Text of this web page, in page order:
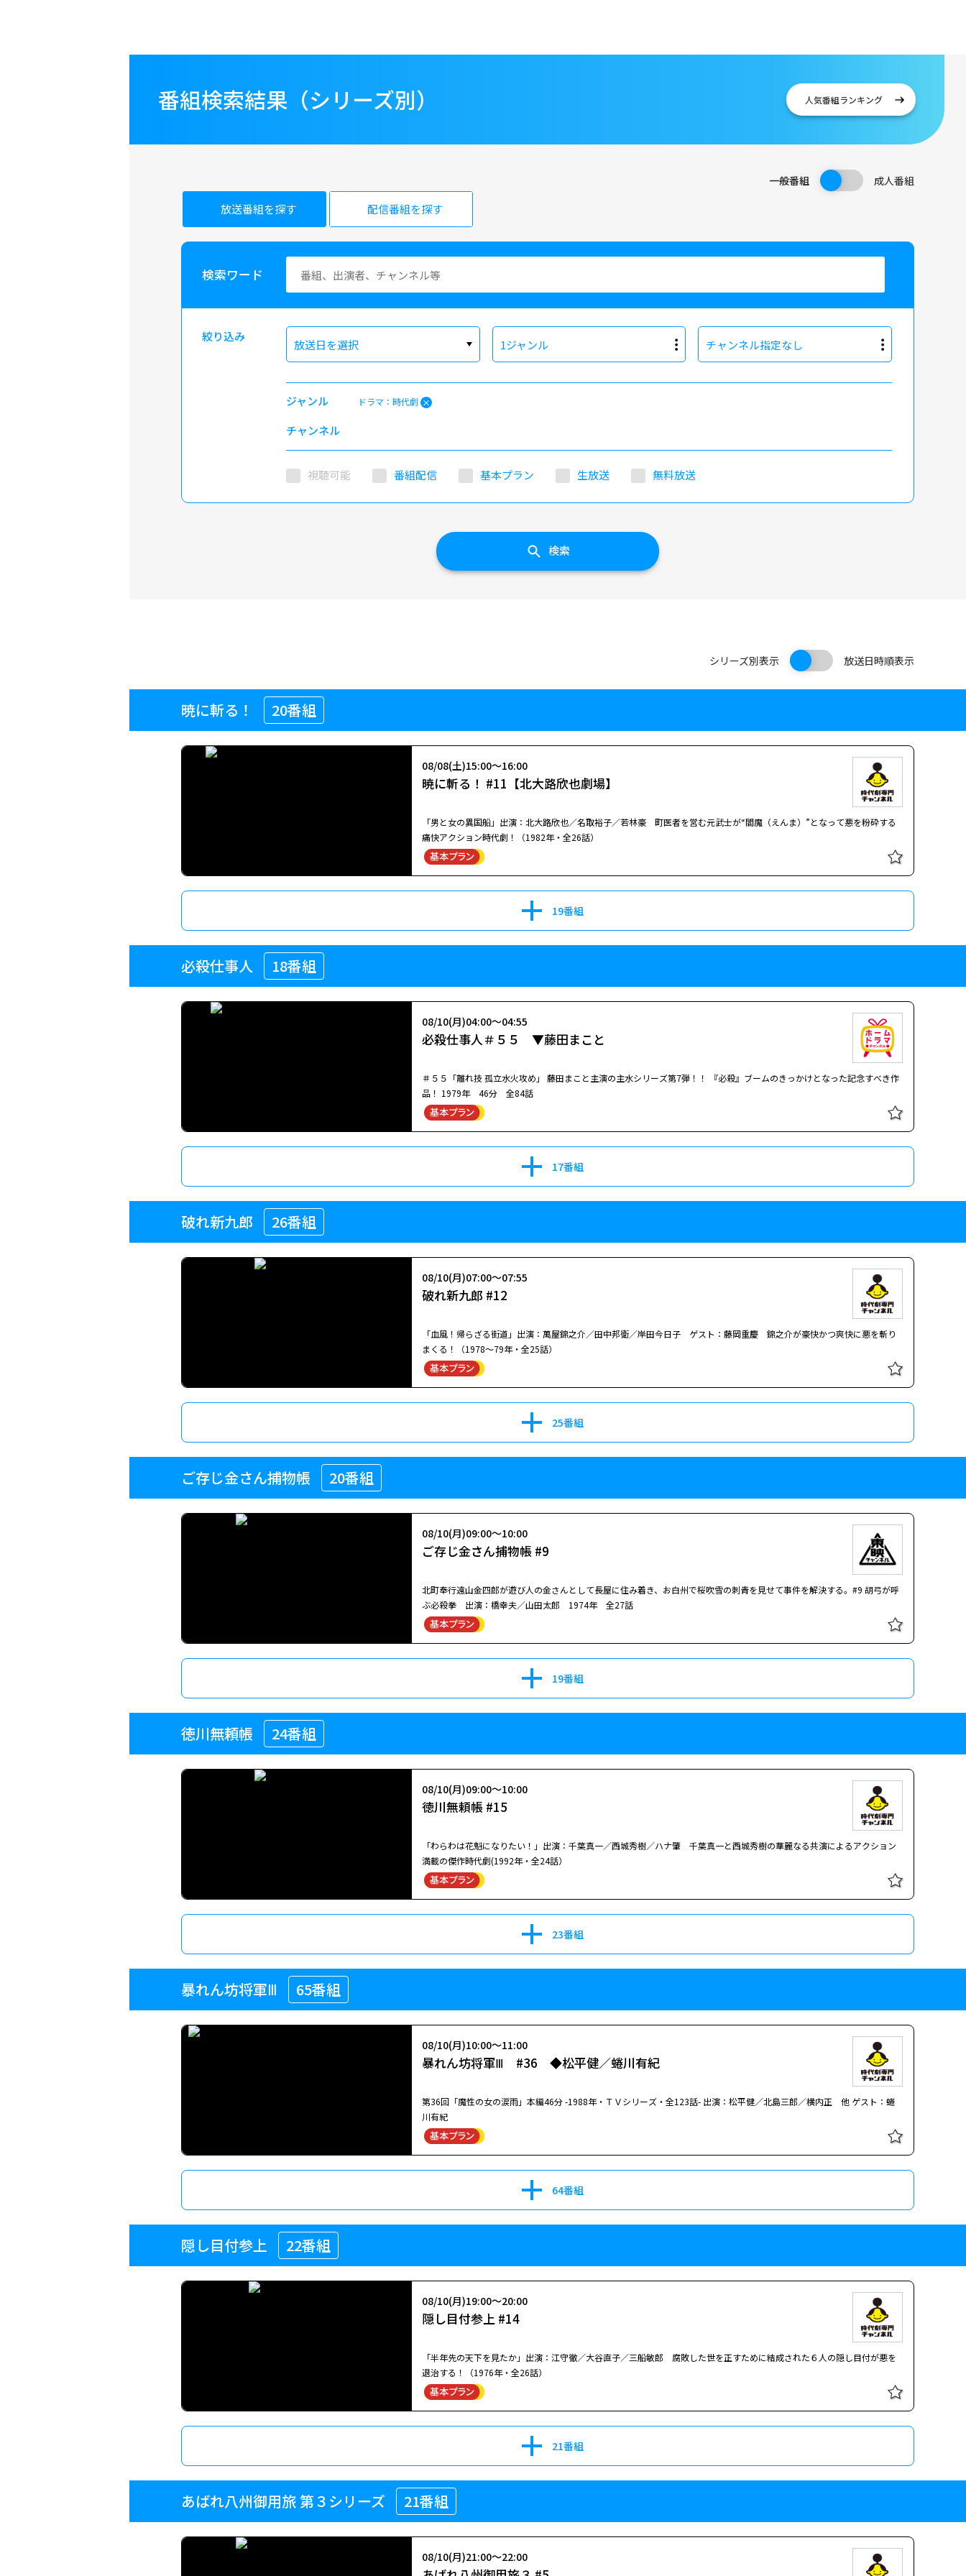
番組検索結果（シリーズ別） 人気番組ランキング
一般番組 成人番組
放送番組を探す 配信番組を探す
検索ワード
絞り込み
放送日を選択 1ジャンル チャンネル指定なし
ジャンル ドラマ：時代劇
チャンネル
視聴可能 番組配信 基本プラン 生放送 無料放送
検索
シリーズ別表示 放送日時順表示
暁に斬る！ 20番組
暁に斬る！ #11【北大路欣也劇場】
08/08(土)15:00～16:00
「男と女の異国船」出演：北大路欣也／名取裕子／若林豪 町医者を営む元武士が“閻魔（えんま）”となって悪を粉砕する
痛快アクション時代劇！（1982年・全26話）
19番組
必殺仕事人 18番組
必殺仕事人＃５５ ▼藤田まこと
08/10(月)04:00～04:55
＃５５「離れ技 孤立水火攻め」 藤田まこと主演の主水シリーズ第7弾！！ 『必殺』ブームのきっかけとなった記念すべき作
品！ 1979年 46分 全84話
17番組
破れ新九郎 26番組
破れ新九郎 #12
08/10(月)07:00～07:55
「血風！帰らざる街道」出演：萬屋錦之介／田中邦衛／岸田今日子 ゲスト：藤岡重慶 錦之介が豪快かつ爽快に悪を斬り
まくる！（1978～79年・全25話）
25番組
ご存じ金さん捕物帳 20番組
ご存じ金さん捕物帳 #9
08/10(月)09:00～10:00
北町奉行遠山金四郎が遊び人の金さんとして長屋に住み着き、お白州で桜吹雪の刺青を見せて事件を解決する。#9 胡弓が呼
ぶ必殺拳 出演：橋幸夫／山田太郎 1974年 全27話
19番組
徳川無頼帳 24番組
徳川無頼帳 #15
08/10(月)09:00～10:00
「わらわは花魁になりたい！」出演：千葉真一／西城秀樹／ハナ肇 千葉真一と西城秀樹の華麗なる共演によるアクション
満載の傑作時代劇(1992年・全24話）
23番組
暴れん坊将軍Ⅲ 65番組
暴れん坊将軍Ⅲ #36 ◆松平健／蜷川有紀
08/10(月)10:00～11:00
第36回「魔性の女の涙雨」本編46分 -1988年・ＴＶシリーズ・全123話- 出演：松平健／北島三郎／横内正 他 ゲスト：蜷
川有紀
64番組
隠し目付参上 22番組
隠し目付参上 #14
08/10(月)19:00～20:00
「半年先の天下を見たか」出演：江守徹／大谷直子／三船敏郎 腐敗した世を正すために結成された６人の隠し目付が悪を
退治する！（1976年・全26話）
21番組
あばれ八州御用旅 第３シリーズ 21番組
08/10(月)21:00～22:00